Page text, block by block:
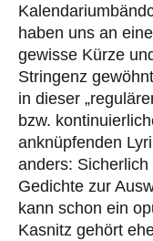
haben uns an eine
gewisse Kürze
Stringenz
in dieser
bzw.
anknüpfenden
anders:
Gedichte zur
kann schon ein
Kasnitz gehört